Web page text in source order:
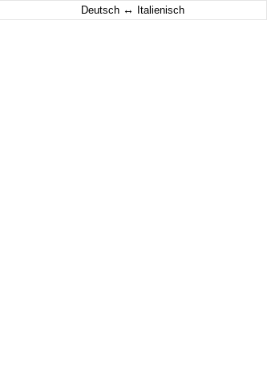
Deutsch ↔ Italienisch